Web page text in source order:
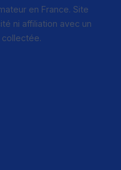
en France. Site
ni affiliation avec un
collectée.